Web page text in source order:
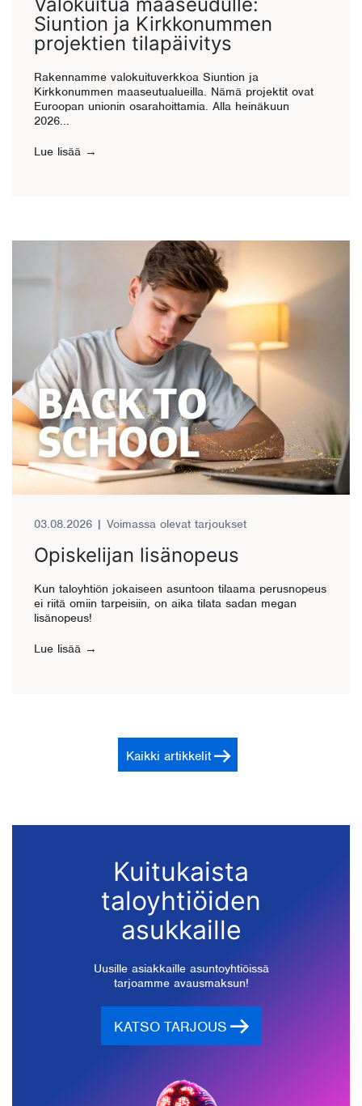
Siuntion ja Kirkkonummen
projektien tilapäivitys
Rakennamme valokuituverkkoa Siuntion ja
Kirkkonummen maaseutualueilla. Nämä projektit ovat
Euroopan unionin osarahoittamia. Alla heinäkuun
2026...
Lue lisää
03.08.2026 | Voimassa olevat tarjoukset
Opiskelijan lisänopeus
Kun taloyhtiön jokaiseen asuntoon tilaama perusnopeus
ei riitä omiin tarpeisiin, on aika tilata sadan megan
lisänopeus!
Lue lisää
Kaikki artikkelit
Kuitukaista
taloyhtiöiden
asukkaille
Uusille asiakkaille asuntoyhtiöissä
tarjoamme avausmaksun!
KATSO TARJOUS